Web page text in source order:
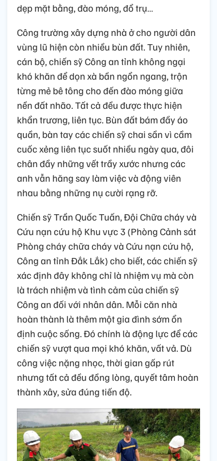
dẹp mặt bằng, đào móng, đổ trụ…
Công trường xây dựng nhà ở cho người dân
vùng lũ hiện còn nhiều bùn đất. Tuy nhiên,
cán bộ, chiến sỹ Công an tỉnh không ngại
khó khăn để dọn xà bần ngổn ngang, trộn
từng mẻ bê tông cho đến đào móng giữa
nền đất nhão. Tất cả đều được thực hiện
khẩn trương, liên tục. Bùn đất bám đầy áo
quần, bàn tay các chiến sỹ chai sần vì cầm
cuốc xẻng liên tục suốt nhiều ngày qua, đôi
chân đầy những vết trầy xước nhưng các
anh vẫn hăng say làm việc và động viên
nhau bằng những nụ cười rạng rỡ.
Chiến sỹ Trần Quốc Tuấn, Đội Chữa cháy và
Cứu nạn cứu hộ Khu vực 3 (Phòng Cảnh sát
Phòng cháy chữa cháy và Cứu nạn cứu hộ,
Công an tỉnh Đắk Lắk) cho biết, các chiến sỹ
xác định đây không chỉ là nhiệm vụ mà còn
là trách nhiệm và tình cảm của chiến sỹ
Công an đối với nhân dân. Mỗi căn nhà
hoàn thành là thêm một gia đình sớm ổn
định cuộc sống. Đó chính là động lực để các
chiến sỹ vượt qua mọi khó khăn, vất vả. Dù
công việc nặng nhọc, thời gian gấp rút
nhưng tất cả đều đồng lòng, quyết tâm hoàn
thành xây, sửa đúng tiến độ.